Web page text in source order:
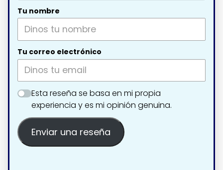
Tu nombre
Tu correo electrónico
Esta reseña se basa en mi propia
experiencia y es mi opinión genuina.
Enviar una reseña